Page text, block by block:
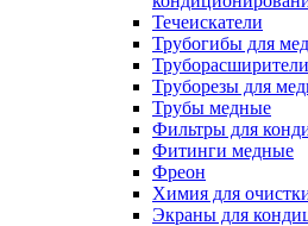
Течеискатели
Трубогибы для
Труборезы для
Трубы медные
Фильтры для
Фитинги медные
Фреон
Химия для
Экраны для